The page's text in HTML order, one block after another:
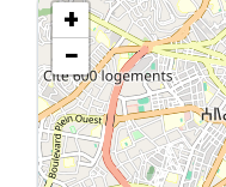
+
−